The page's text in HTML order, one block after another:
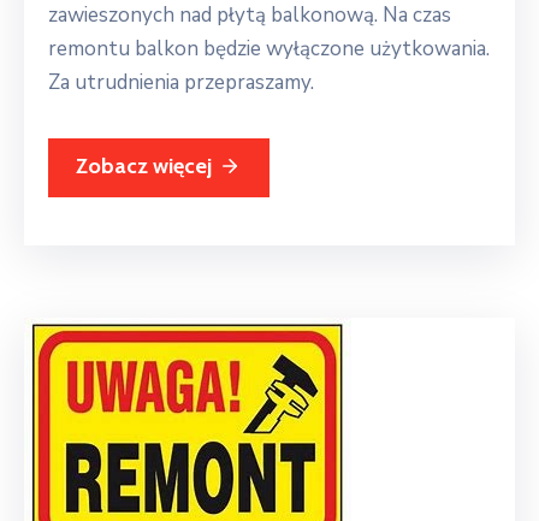
zawieszonych nad płytą balkonową. Na czas
remontu balkon będzie wyłączone użytkowania.
Za utrudnienia przepraszamy.
Zobacz więcej